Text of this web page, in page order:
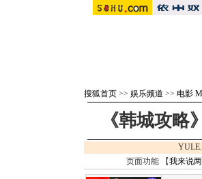
搜狐首页 >> 娱乐频道 >> 电影
《韩城攻略
页面功能 【我来说